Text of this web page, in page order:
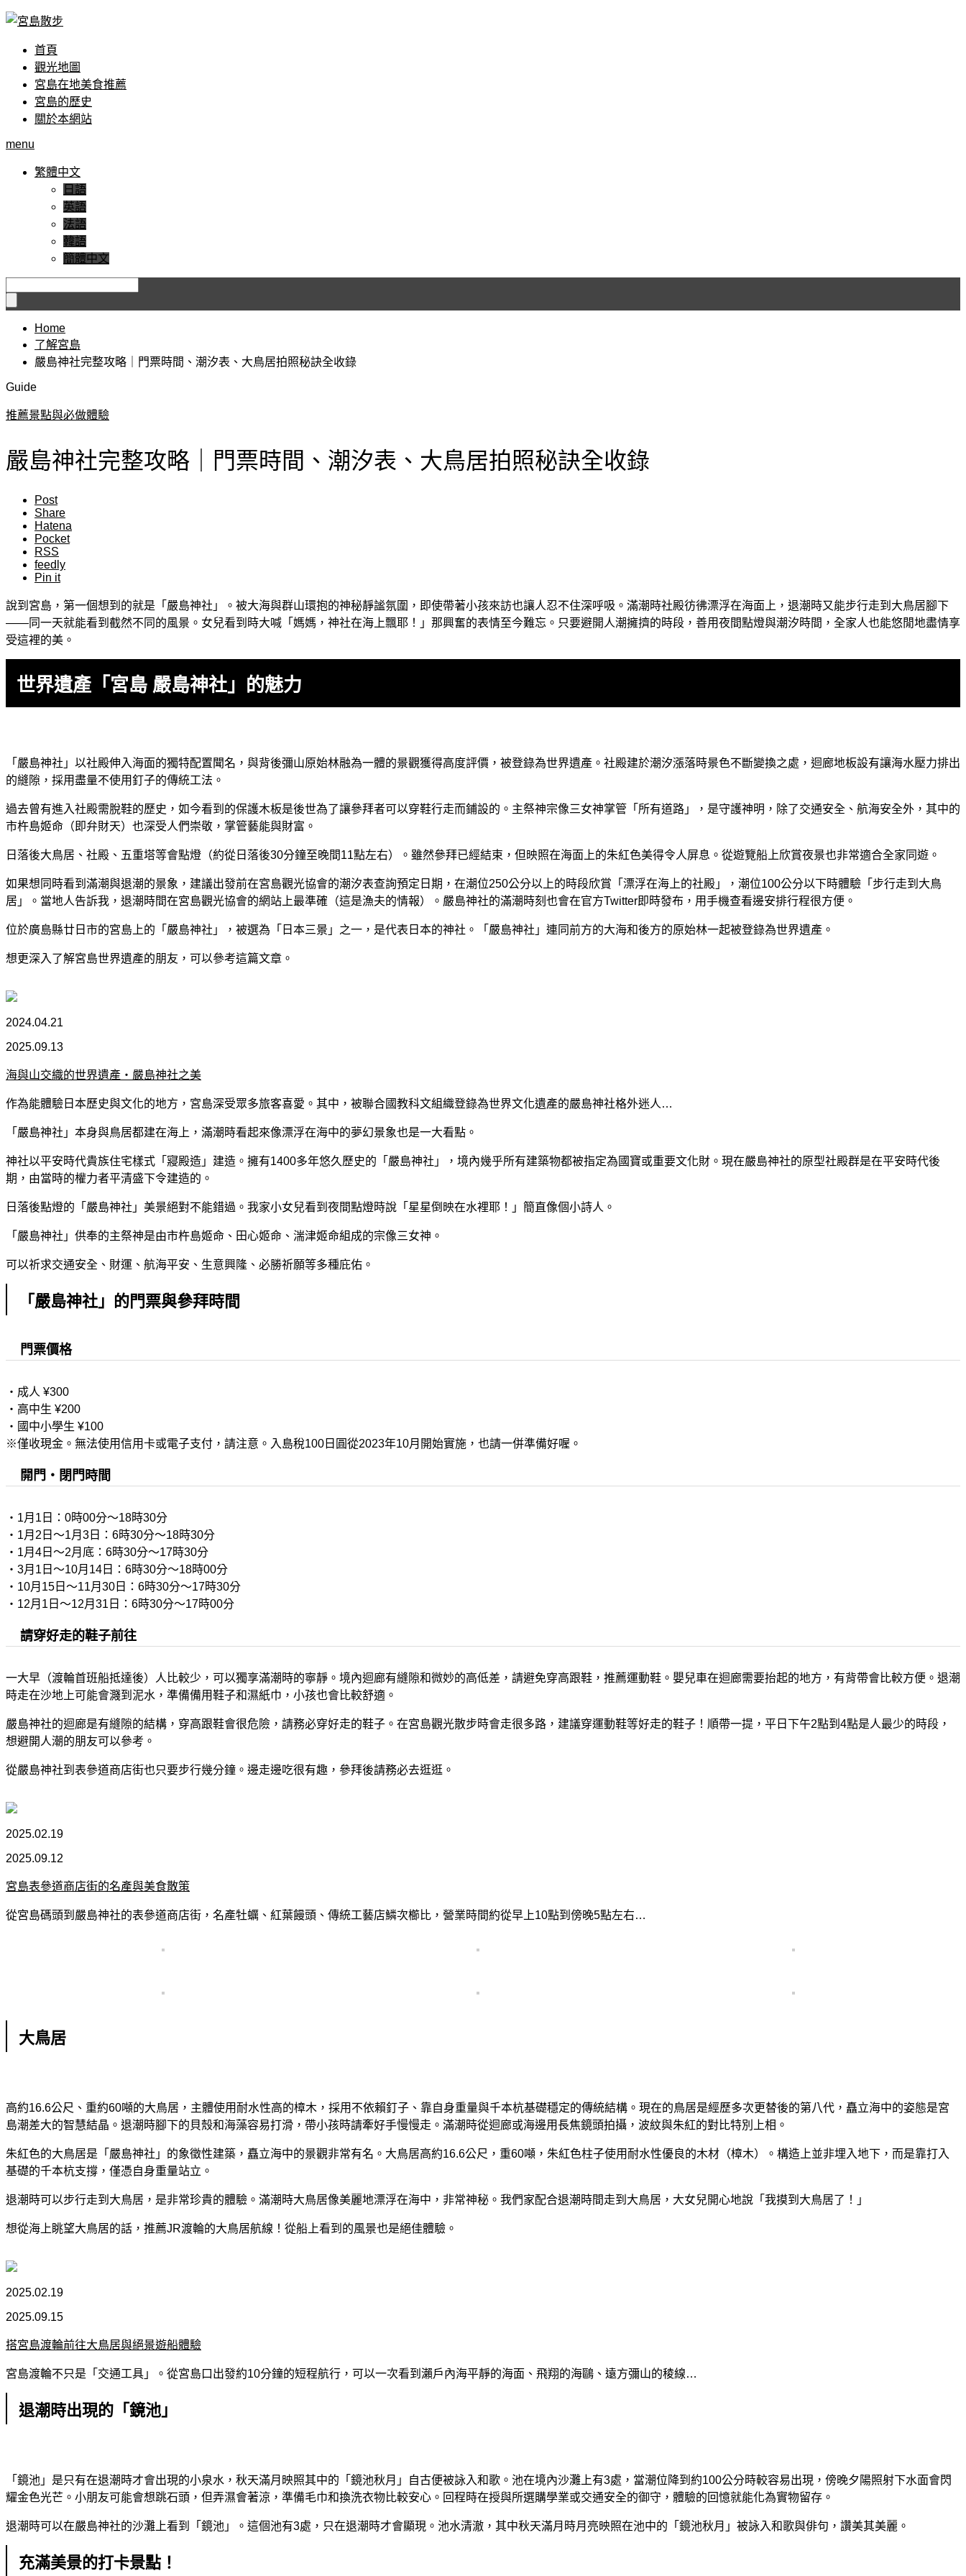
首頁
觀光地圖
宮島在地美食推薦
宮島的歷史
關於本網站
menu
繁體中文
日語
英語
法語
韓語
簡體中文
Home
了解宮島
嚴島神社完整攻略｜門票時間、潮汐表、大鳥居拍照秘訣全收錄
Guide
推薦景點與必做體驗
嚴島神社完整攻略｜門票時間、潮汐表、大鳥居拍照秘訣全收錄
Post
Share
Hatena
Pocket
RSS
feedly
Pin it
說到宮島，第一個想到的就是「嚴島神社」。被大海與群山環抱的神秘靜謐氛圍，即使帶著小孩來訪也讓人忍不住深呼吸。滿潮時社殿彷彿漂浮在海面上，退潮時又能步行走到大鳥居腳下
——同一天就能看到截然不同的風景。女兒看到時大喊「媽媽，神社在海上飄耶！」那興奮的表情至今難忘。只要避開人潮擁擠的時段，善用夜間點燈與潮汐時間，全家人也能悠閒地盡情享
受這裡的美。
世界遺產「宮島 嚴島神社」的魅力
「嚴島神社」以社殿伸入海面的獨特配置聞名，與背後彌山原始林融為一體的景觀獲得高度評價，被登錄為世界遺產。社殿建於潮汐漲落時景色不斷變換之處，迴廊地板設有讓海水壓力排出
的縫隙，採用盡量不使用釘子的傳統工法。
過去曾有進入社殿需脫鞋的歷史，如今看到的保護木板是後世為了讓參拜者可以穿鞋行走而鋪設的。主祭神宗像三女神掌管「所有道路」，是守護神明，除了交通安全、航海安全外，其中的
市杵島姬命（即弁財天）也深受人們崇敬，掌管藝能與財富。
日落後大鳥居、社殿、五重塔等會點燈（約從日落後30分鐘至晚間11點左右）。雖然參拜已經結束，但映照在海面上的朱紅色美得令人屏息。從遊覽船上欣賞夜景也非常適合全家同遊。
如果想同時看到滿潮與退潮的景象，建議出發前在宮島觀光協會的潮汐表查詢預定日期，在潮位250公分以上的時段欣賞「漂浮在海上的社殿」，潮位100公分以下時體驗「步行走到大鳥
居」。當地人告訴我，退潮時間在宮島觀光協會的網站上最準確（這是漁夫的情報）。嚴島神社的滿潮時刻也會在官方Twitter即時發布，用手機查看邊安排行程很方便。
位於廣島縣廿日市的宮島上的「嚴島神社」，被選為「日本三景」之一，是代表日本的神社。「嚴島神社」連同前方的大海和後方的原始林一起被登錄為世界遺產。
想更深入了解宮島世界遺產的朋友，可以參考這篇文章。
2024.04.21
2025.09.13
海與山交織的世界遺產・嚴島神社之美
作為能體驗日本歷史與文化的地方，宮島深受眾多旅客喜愛。其中，被聯合國教科文組織登錄為世界文化遺產的嚴島神社格外迷人…
「嚴島神社」本身與鳥居都建在海上，滿潮時看起來像漂浮在海中的夢幻景象也是一大看點。
神社以平安時代貴族住宅樣式「寢殿造」建造。擁有1400多年悠久歷史的「嚴島神社」，境內幾乎所有建築物都被指定為國寶或重要文化財。現在嚴島神社的原型社殿群是在平安時代後
期，由當時的權力者平清盛下令建造的。
日落後點燈的「嚴島神社」美景絕對不能錯過。我家小女兒看到夜間點燈時說「星星倒映在水裡耶！」簡直像個小詩人。
「嚴島神社」供奉的主祭神是由市杵島姬命、田心姬命、湍津姬命組成的宗像三女神。
可以祈求交通安全、財運、航海平安、生意興隆、必勝祈願等多種庇佑。
「嚴島神社」的門票與參拜時間
門票價格
・成人 ¥300
・高中生 ¥200
・國中小學生 ¥100
※僅收現金。無法使用信用卡或電子支付，請注意。入島稅100日圓從2023年10月開始實施，也請一併準備好喔。
開門・閉門時間
・1月1日：0時00分〜18時30分
・1月2日〜1月3日：6時30分〜18時30分
・1月4日〜2月底：6時30分〜17時30分
・3月1日〜10月14日：6時30分〜18時00分
・10月15日〜11月30日：6時30分〜17時30分
・12月1日〜12月31日：6時30分〜17時00分
請穿好走的鞋子前往
一大早（渡輪首班船抵達後）人比較少，可以獨享滿潮時的寧靜。境內迴廊有縫隙和微妙的高低差，請避免穿高跟鞋，推薦運動鞋。嬰兒車在迴廊需要抬起的地方，有背帶會比較方便。退潮
時走在沙地上可能會濺到泥水，準備備用鞋子和濕紙巾，小孩也會比較舒適。
嚴島神社的迴廊是有縫隙的結構，穿高跟鞋會很危險，請務必穿好走的鞋子。在宮島觀光散步時會走很多路，建議穿運動鞋等好走的鞋子！順帶一提，平日下午2點到4點是人最少的時段，
想避開人潮的朋友可以參考。
從嚴島神社到表參道商店街也只要步行幾分鐘。邊走邊吃很有趣，參拜後請務必去逛逛。
2025.02.19
2025.09.12
宮島表參道商店街的名產與美食散策
從宮島碼頭到嚴島神社的表參道商店街，名產牡蠣、紅葉饅頭、傳統工藝店鱗次櫛比，營業時間約從早上10點到傍晚5點左右…
大鳥居
高約16.6公尺、重約60噸的大鳥居，主體使用耐水性高的樟木，採用不依賴釘子、靠自身重量與千本杭基礎穩定的傳統結構。現在的鳥居是經歷多次更替後的第八代，矗立海中的姿態是宮
島潮差大的智慧結晶。退潮時腳下的貝殼和海藻容易打滑，帶小孩時請牽好手慢慢走。滿潮時從迴廊或海邊用長焦鏡頭拍攝，波紋與朱紅的對比特別上相。
朱紅色的大鳥居是「嚴島神社」的象徵性建築，矗立海中的景觀非常有名。大鳥居高約16.6公尺，重60噸，朱紅色柱子使用耐水性優良的木材（樟木）。構造上並非埋入地下，而是靠打入
基礎的千本杭支撐，僅憑自身重量站立。
退潮時可以步行走到大鳥居，是非常珍貴的體驗。滿潮時大鳥居像美麗地漂浮在海中，非常神秘。我們家配合退潮時間走到大鳥居，大女兒開心地說「我摸到大鳥居了！」
想從海上眺望大鳥居的話，推薦JR渡輪的大鳥居航線！從船上看到的風景也是絕佳體驗。
2025.02.19
2025.09.15
搭宮島渡輪前往大鳥居與絕景遊船體驗
宮島渡輪不只是「交通工具」。從宮島口出發約10分鐘的短程航行，可以一次看到瀨戶內海平靜的海面、飛翔的海鷗、遠方彌山的稜線…
退潮時出現的「鏡池」
「鏡池」是只有在退潮時才會出現的小泉水，秋天滿月映照其中的「鏡池秋月」自古便被詠入和歌。池在境內沙灘上有3處，當潮位降到約100公分時較容易出現，傍晚夕陽照射下水面會閃
耀金色光芒。小朋友可能會想跳石頭，但弄濕會著涼，準備毛巾和換洗衣物比較安心。回程時在授與所選購學業或交通安全的御守，體驗的回憶就能化為實物留存。
退潮時可以在嚴島神社的沙灘上看到「鏡池」。這個池有3處，只在退潮時才會顯現。池水清澈，其中秋天滿月時月亮映照在池中的「鏡池秋月」被詠入和歌與俳句，讚美其美麗。
充滿美景的打卡景點！